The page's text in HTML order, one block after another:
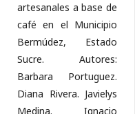
artesanales a base de
café en el Municipio
Bermúdez, Estado
Sucre. Autores:
Barbara Portuguez.
Diana Rivera. Javielys
Medina. Ignacio